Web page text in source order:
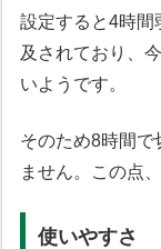
設定すると4時間
及されており、
いようです。
そのため8時間で
ません。この点
使いやすさ